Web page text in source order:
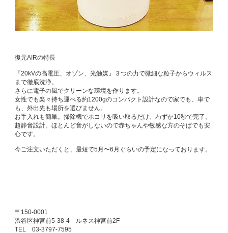
復元AIRの特長
『20kVの高電圧、オゾン、光触媒』３つの力で微細な粒子からウィルス
まで徹底洗浄。
さらに電子の風でクリーンな環境を作ります。
女性でも楽々持ち運べる約1200gのコンパクト設計なので家でも、車で
も、外出先も場所を選びません。
お手入れも簡単。掃除機でホコリを吸い取るだけ、わずか10秒で完了。
超静音設計。ほとんど音がしないので赤ちゃんや敏感な方のそばでも安
心です。
今ご注文いただくと、最短で5月〜6月ぐらいの予定になっております。
〒150-0001
渋谷区神宮前5-38-4 ルネス神宮前2F
TEL 03-3797-7595